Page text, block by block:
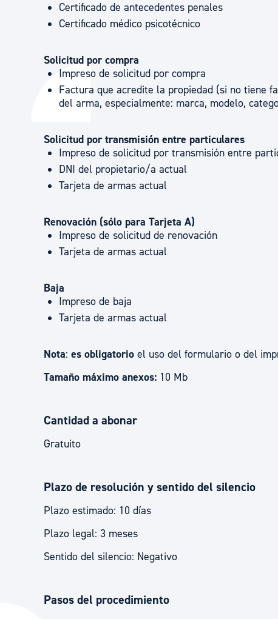
Certificado de antecedentes penales
Certificado médico psicotécnico
Solicitud por compra
Impreso de solicitud por compra
Factura que acredite la propiedad (si no tiene
del arma, especialmente: marca, modelo,
Solicitud por transmisión entre particulares
Impreso de solicitud por transmisión entre
DNI del propietario/a actual
Tarjeta de armas actual
Renovación (sólo para Tarjeta A)
Impreso de solicitud de renovación
Tarjeta de armas actual
Baja
Impreso de baja
Tarjeta de armas actual
Nota: es obligatorio el uso del formulario o del
Tamaño máximo anexos: 10 Mb
Cantidad a abonar
Gratuito
Plazo de resolución y sentido del silencio
Plazo estimado: 10 días
Plazo legal: 3 meses
Sentido del silencio: Negativo
Pasos del procedimiento